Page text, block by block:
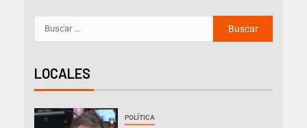
LOCALES
POLÍTICA